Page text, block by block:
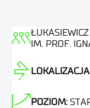
IM. PROF.
POZIOM: